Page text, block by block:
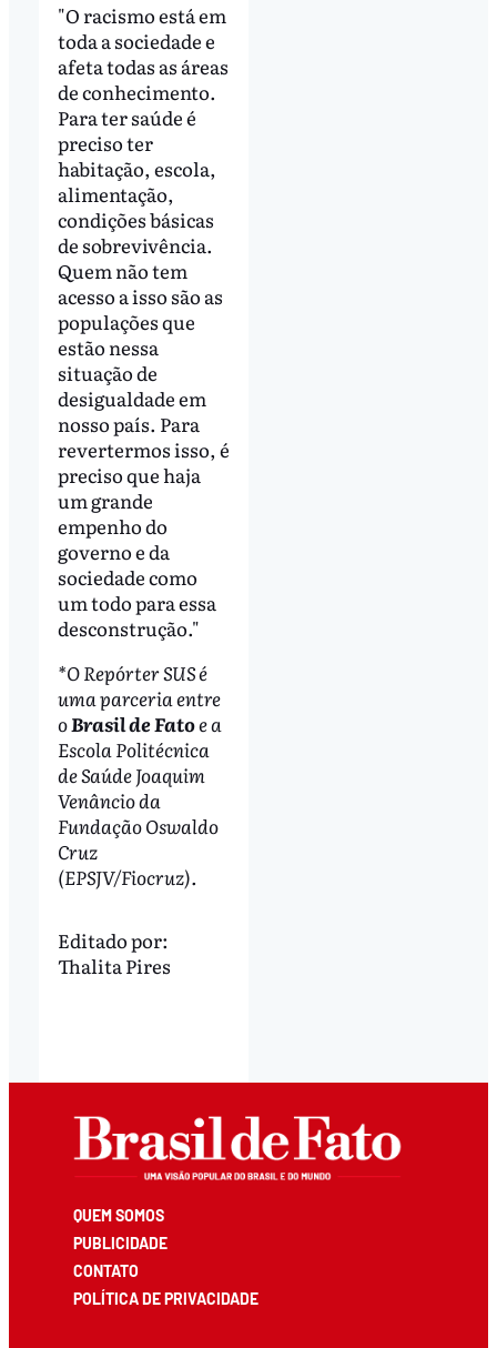
"O racismo está em
toda a sociedade e
afeta todas as áreas
de conhecimento.
Para ter saúde é
preciso ter
habitação, escola,
alimentação,
condições básicas
de sobrevivência.
Quem não tem
acesso a isso são as
populações que
estão nessa
situação de
desigualdade em
nosso país. Para
revertermos isso, é
preciso que haja
um grande
empenho do
governo e da
sociedade como
um todo para essa
desconstrução."
*O Repórter SUS é
uma parceria entre
oBrasil de Fatoe a
Escola Politécnica
de Saúde Joaquim
Venâncio da
Fundação Oswaldo
Cruz
(EPSJV/Fiocruz).
Editado por:
Thalita Pires
QUEM SOMOS
PUBLICIDADE
CONTATO
POLÍTICA DE PRIVACIDADE